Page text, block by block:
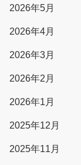
2026年5月
2026年4月
2026年3月
2026年2月
2026年1月
2025年12月
2025年11月